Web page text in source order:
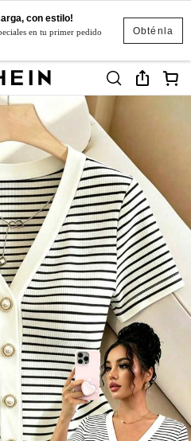
Obténla
con estilo!
en tu primer pedido